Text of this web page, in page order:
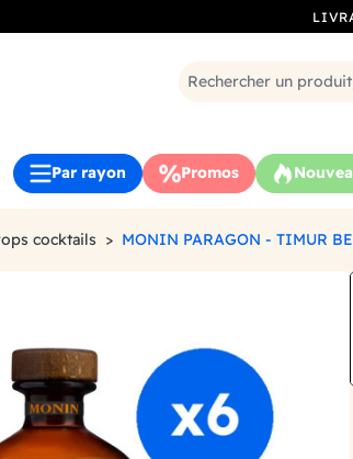
Par rayon Promos
cocktails MONIN PARAGON - TIMUR